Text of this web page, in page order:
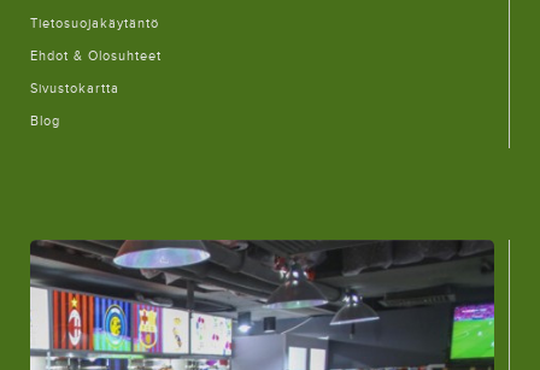
Tietosuojakäytäntö
Ehdot & Olosuhteet
Sivustokartta
Blog